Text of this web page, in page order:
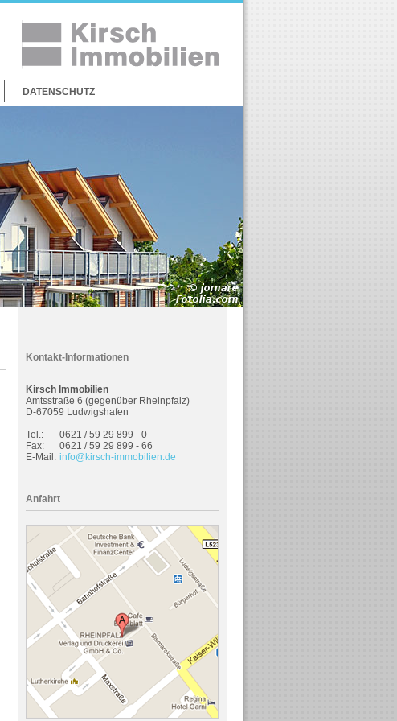
DATENSCHUTZ
Kontakt-Informationen
Kirsch Immobilien
Amtsstraße 6 (gegenüber Rheinpfalz)
D-67059 Ludwigshafen
Tel.:
0621 / 59 29 899 - 0
Fax:
0621 / 59 29 899 - 66
E-Mail: info@kirsch-immobilien.de
Anfahrt